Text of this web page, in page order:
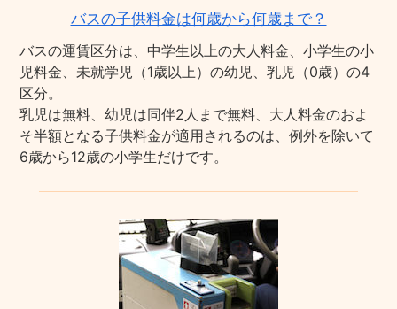
バスの子供料金は何歳から何歳まで？
バスの運賃区分は、中学生以上の大人料金、小学生の小
児料金、未就学児（1歳以上）の幼児、乳児（0歳）の4
区分。
乳児は無料、幼児は同伴2人まで無料、大人料金のおよ
そ半額となる子供料金が適用されるのは、例外を除いて
6歳から12歳の小学生だけです。